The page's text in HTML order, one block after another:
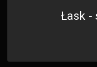
Łask -